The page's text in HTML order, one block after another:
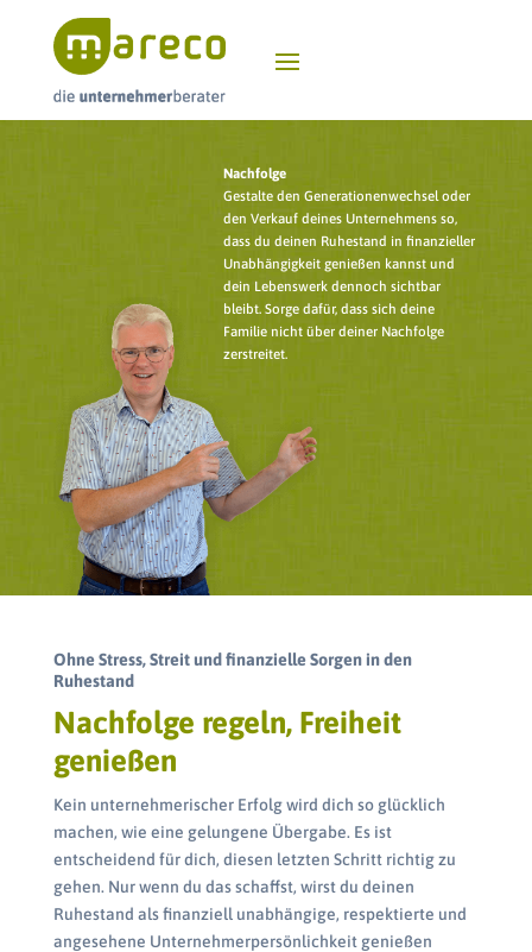
Nachfolge
Gestalte den Generationenwechsel oder
den Verkauf deines Unternehmens so,
dass du deinen Ruhestand in finanzieller
Unabhängigkeit genießen kannst und
dein Lebenswerk dennoch sichtbar
bleibt. Sorge dafür, dass sich deine
Familie nicht über deiner Nachfolge
zerstreitet.
Ohne Stress, Streit und finanzielle Sorgen in den
Ruhestand
Nachfolge regeln, Freiheit
genießen
Kein unternehmerischer Erfolg wird dich so glücklich
machen, wie eine gelungene Übergabe. Es ist
entscheidend für dich, diesen letzten Schritt richtig zu
gehen. Nur wenn du das schaffst, wirst du deinen
Ruhestand als finanziell unabhängige, respektierte und
angesehene Unternehmerpersönlichkeit genießen